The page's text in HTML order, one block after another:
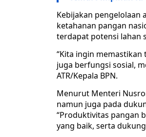
Kebijakan
ketahanan pangan
terdapat potensi lahan
“Kita ingin
juga berfungsi sosial,
ATR/Kepala BPN.
Menurut Menteri
namun juga pada
“Produktivitas pangan
yang baik, serta